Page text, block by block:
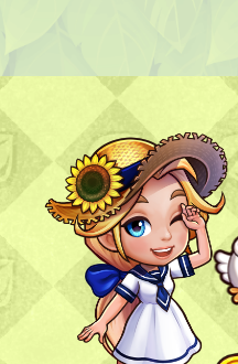
キャラクター
FAQ
よくある質問
NEWS
お知らせ